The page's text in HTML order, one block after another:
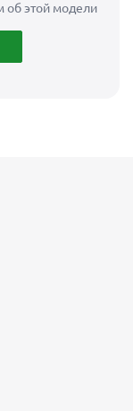
об этой модели